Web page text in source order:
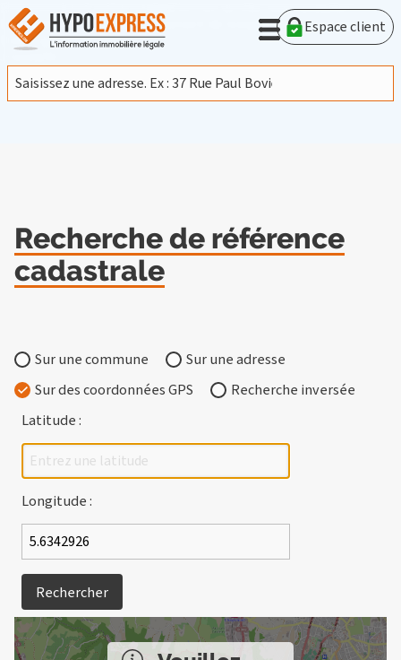
En poursuivant votre navigation sur ce site, vous acceptez
l'utilisation de cookies provenant de Google afin d'analyser le
trafic.En savoir plus
J'accepte
Espace client
Recherche de référence
cadastrale
Sur une commune
Sur une adresse
Sur des coordonnées GPS
Recherche inversée
Latitude :
Longitude :
Rechercher